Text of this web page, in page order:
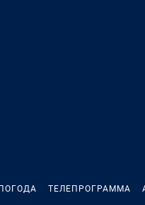
ПОГОДА ТЕЛЕПРОГРАММА